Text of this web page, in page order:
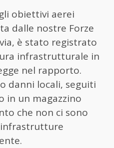
obiettivi aerei
dalle nostre Forze
è stato registrato
infrastrutturale in
nel rapporto.
danni locali, seguiti
in un magazzino
che non ci sono